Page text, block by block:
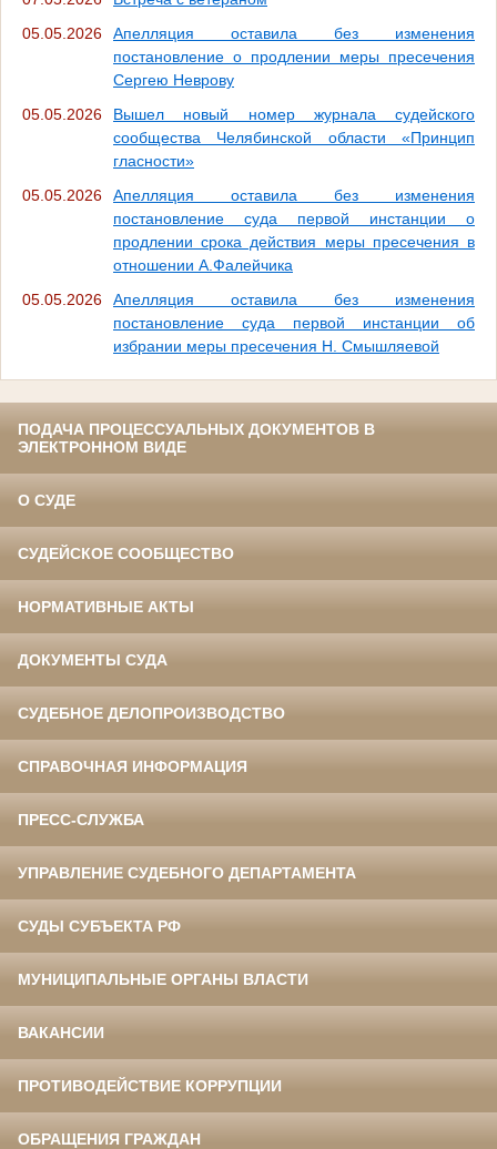
05.05.2026
Апелляция оставила без изменения
постановление о продлении меры пресечения
Сергею Неврову
05.05.2026
Вышел новый номер журнала судейского
сообщества Челябинской области «Принцип
гласности»
05.05.2026
Апелляция оставила без изменения
постановление суда первой инстанции о
продлении срока действия меры пресечения в
отношении А.Фалейчика
05.05.2026
Апелляция оставила без изменения
постановление суда первой инстанции об
избрании меры пресечения Н. Смышляевой
ПОДАЧА ПРОЦЕССУАЛЬНЫХ ДОКУМЕНТОВ В
ЭЛЕКТРОННОМ ВИДЕ
О СУДЕ
СУДЕЙСКОЕ СООБЩЕСТВО
НОРМАТИВНЫЕ АКТЫ
ДОКУМЕНТЫ СУДА
СУДЕБНОЕ ДЕЛОПРОИЗВОДСТВО
СПРАВОЧНАЯ ИНФОРМАЦИЯ
ПРЕСС-СЛУЖБА
УПРАВЛЕНИЕ СУДЕБНОГО ДЕПАРТАМЕНТА
СУДЫ СУБЪЕКТА РФ
МУНИЦИПАЛЬНЫЕ ОРГАНЫ ВЛАСТИ
ВАКАНСИИ
ПРОТИВОДЕЙСТВИЕ КОРРУПЦИИ
ОБРАЩЕНИЯ ГРАЖДАН